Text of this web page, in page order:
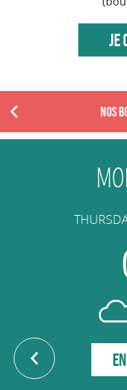
JE
P
NOS